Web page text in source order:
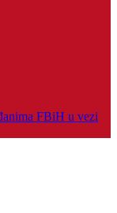
FBiH u vezi